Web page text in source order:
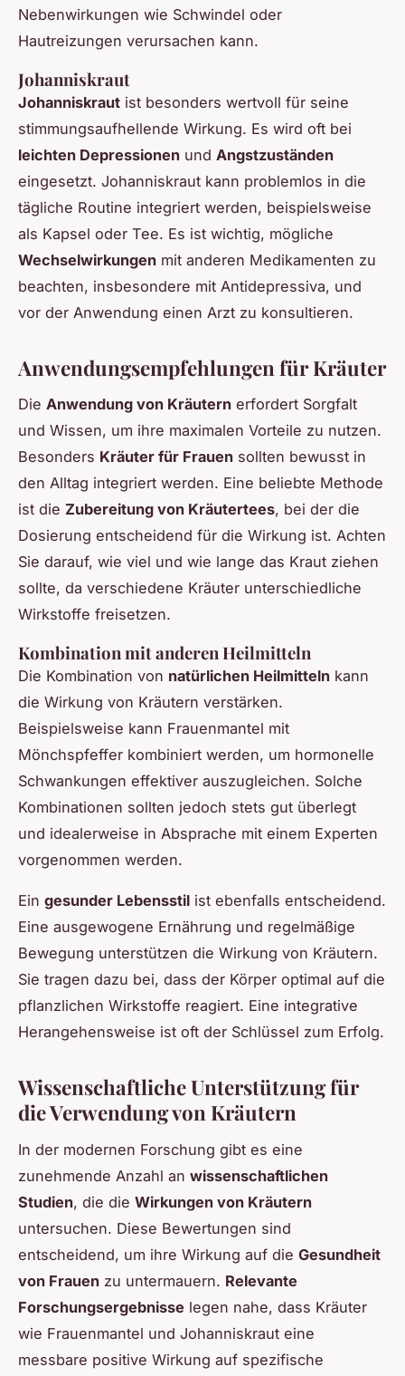
Nebenwirkungen wie Schwindel oder
Hautreizungen verursachen kann.
Johanniskraut
Johanniskraut ist besonders wertvoll für seine
stimmungsaufhellende Wirkung. Es wird oft bei
leichten Depressionen und Angstzuständen
eingesetzt. Johanniskraut kann problemlos in die
tägliche Routine integriert werden, beispielsweise
als Kapsel oder Tee. Es ist wichtig, mögliche
Wechselwirkungen mit anderen Medikamenten zu
beachten, insbesondere mit Antidepressiva, und
vor der Anwendung einen Arzt zu konsultieren.
Anwendungsempfehlungen für Kräuter
Die Anwendung von Kräutern erfordert Sorgfalt
und Wissen, um ihre maximalen Vorteile zu nutzen.
Besonders Kräuter für Frauen sollten bewusst in
den Alltag integriert werden. Eine beliebte Methode
ist die Zubereitung von Kräutertees, bei der die
Dosierung entscheidend für die Wirkung ist. Achten
Sie darauf, wie viel und wie lange das Kraut ziehen
sollte, da verschiedene Kräuter unterschiedliche
Wirkstoffe freisetzen.
Kombination mit anderen Heilmitteln
Die Kombination von natürlichen Heilmitteln kann
die Wirkung von Kräutern verstärken.
Beispielsweise kann Frauenmantel mit
Mönchspfeffer kombiniert werden, um hormonelle
Schwankungen effektiver auszugleichen. Solche
Kombinationen sollten jedoch stets gut überlegt
und idealerweise in Absprache mit einem Experten
vorgenommen werden.
Ein gesunder Lebensstil ist ebenfalls entscheidend.
Eine ausgewogene Ernährung und regelmäßige
Bewegung unterstützen die Wirkung von Kräutern.
Sie tragen dazu bei, dass der Körper optimal auf die
pflanzlichen Wirkstoffe reagiert. Eine integrative
Herangehensweise ist oft der Schlüssel zum Erfolg.
Wissenschaftliche Unterstützung für
die Verwendung von Kräutern
In der modernen Forschung gibt es eine
zunehmende Anzahl an wissenschaftlichen
Studien, die die Wirkungen von Kräutern
untersuchen. Diese Bewertungen sind
entscheidend, um ihre Wirkung auf die Gesundheit
von Frauen zu untermauern. Relevante
Forschungsergebnisse legen nahe, dass Kräuter
wie Frauenmantel und Johanniskraut eine
messbare positive Wirkung auf spezifische